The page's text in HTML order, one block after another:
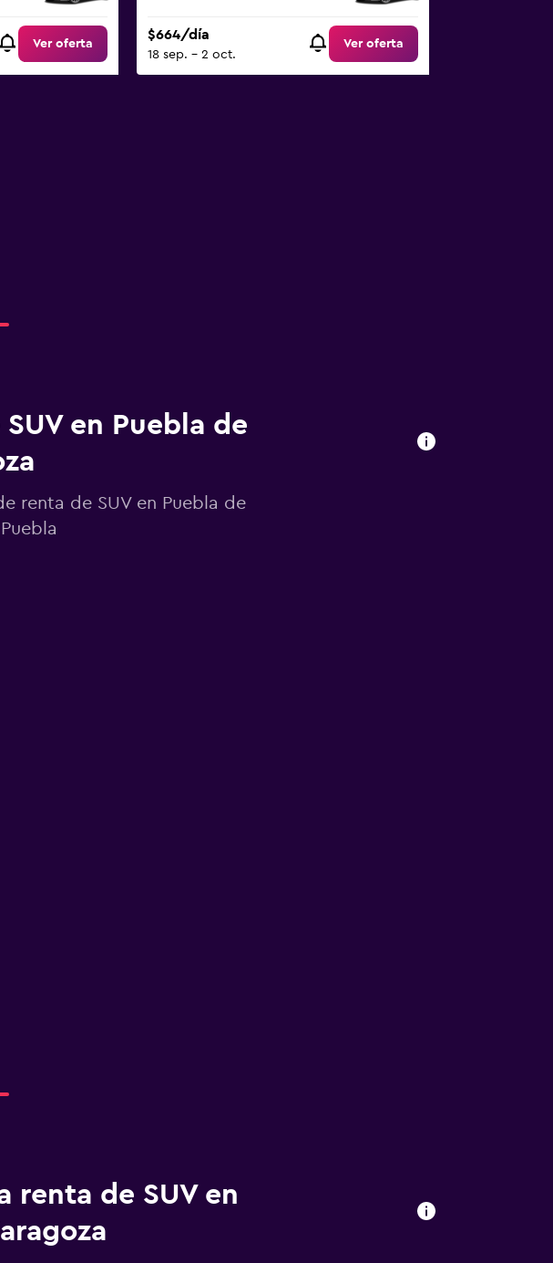
Ver oferta
$664/día
18 sep. - 2 oct.
Ver oferta
en Puebla de
renta de SUV en Puebla de
renta de SUV en